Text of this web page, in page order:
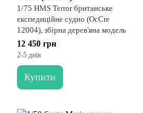
1/75 HMS Terror британське
експедиційне судно (OcCre
12004), збірна дерев'яна модель
12 450 грн
2-5 днів
Купити